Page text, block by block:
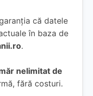
că datele
în baza de
.
nelimitat de
fără costuri.